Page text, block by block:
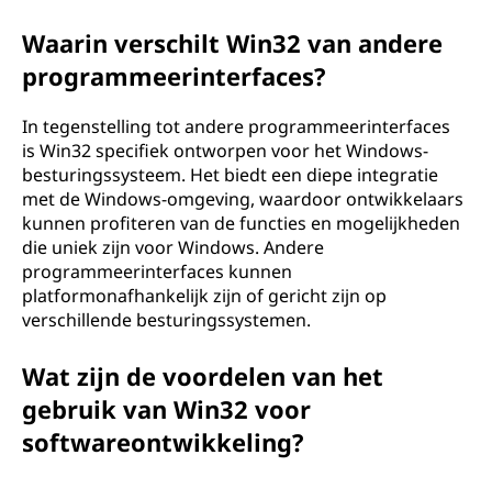
Waarin verschilt Win32 van andere
programmeerinterfaces?
In tegenstelling tot andere programmeerinterfaces
is Win32 specifiek ontworpen voor het Windows-
besturingssysteem. Het biedt een diepe integratie
met de Windows-omgeving, waardoor ontwikkelaars
kunnen profiteren van de functies en mogelijkheden
die uniek zijn voor Windows. Andere
programmeerinterfaces kunnen
platformonafhankelijk zijn of gericht zijn op
verschillende besturingssystemen.
Wat zijn de voordelen van het
gebruik van Win32 voor
softwareontwikkeling?